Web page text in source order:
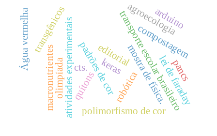
editorial
padrões de cor
atividades experimentais mostra de física.
transporte escolar brasileiro
polimorfismo de cor
quítons
olimpíada robótica
keras
transgênicos
cts.
Água vermelha agroecologia
compostagem
lei de faraday
arduino
pancs
macronutrientes